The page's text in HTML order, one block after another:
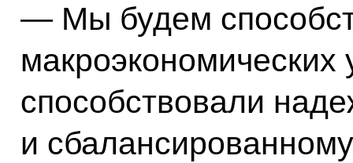
— Мы будем
макроэкономических
способствовали
и